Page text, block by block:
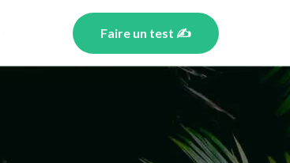
Faire un test ✍️